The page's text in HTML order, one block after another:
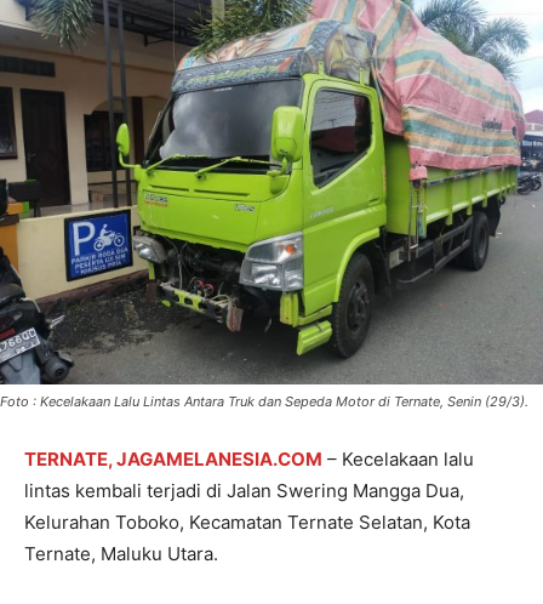
Foto : Kecelakaan Lalu Lintas Antara Truk dan Sepeda Motor di Ternate, Senin (29/3).
TERNATE, JAGAMELANESIA.COM – Kecelakaan lalu
lintas kembali terjadi di Jalan Swering Mangga Dua,
Kelurahan Toboko, Kecamatan Ternate Selatan, Kota
Ternate, Maluku Utara.